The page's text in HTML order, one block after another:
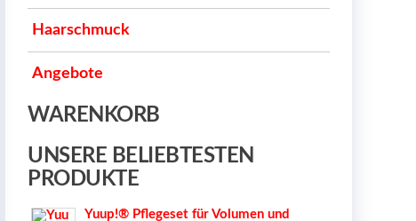
Haarschmuck
Angebote
WARENKORB
UNSERE BELIEBTESTEN
PRODUKTE
Yuup!® Pflegeset für Volumen und